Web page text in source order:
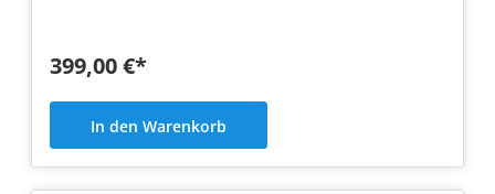
399,00 €*
In den Warenkorb